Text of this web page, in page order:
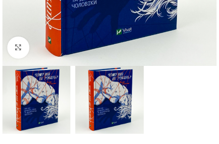
Click to enlarge